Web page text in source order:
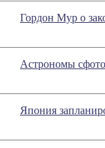
Гордон Мур о
Астрономы
Япония